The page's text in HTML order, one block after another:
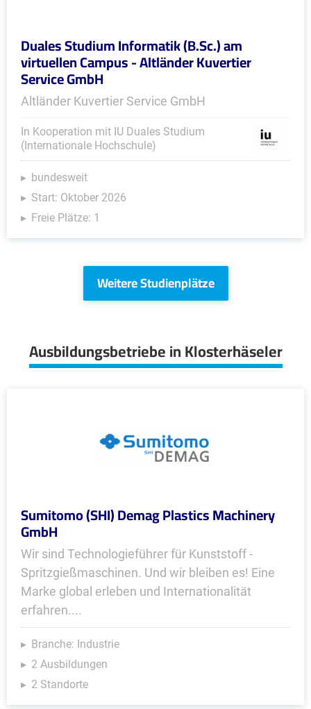
Duales Studium Informatik (B.Sc.) am
virtuellen Campus - Altländer Kuvertier
Service GmbH
Altländer Kuvertier Service GmbH
In Kooperation mit IU Duales Studium
(Internationale Hochschule)
bundesweit
Start: Oktober 2026
Freie Plätze: 1
Weitere Studienplätze
Ausbildungsbetriebe in Klosterhäseler
Sumitomo (SHI) Demag Plastics Machinery
GmbH
Wir sind Technologieführer für Kunststoff -
Spritzgießmaschinen. Und wir bleiben es! Eine
Marke global erleben und Internationalität
erfahren....
Branche: Industrie
2 Ausbildungen
2 Standorte